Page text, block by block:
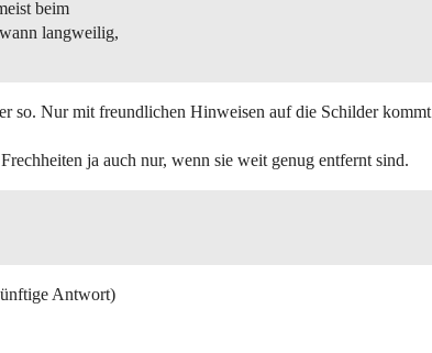
beim
langweilig,
so. Nur mit freundlichen Hinweisen auf die Schilder kommt
ja auch nur, wenn sie weit genug entfernt sind.
Antwort)